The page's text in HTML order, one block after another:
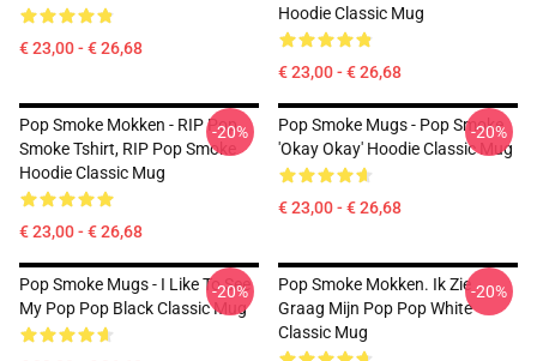
€ 23,00 - € 26,68
Hoodie Classic Mug
€ 23,00 - € 26,68
Pop Smoke Mokken - RIP Pop
Smoke Tshirt, RIP Pop Smoke
Hoodie Classic Mug
€ 23,00 - € 26,68
-20%
Pop Smoke Mugs - Pop Smoke
'okay Okay' Hoodie Classic Mug
€ 23,00 - € 26,68
-20%
Pop Smoke Mugs - I Like To See
My Pop Pop Black Classic Mug
-20%
Pop Smoke Mokken. Ik Zie
Graag Mijn Pop Pop White
Classic Mug
-20%